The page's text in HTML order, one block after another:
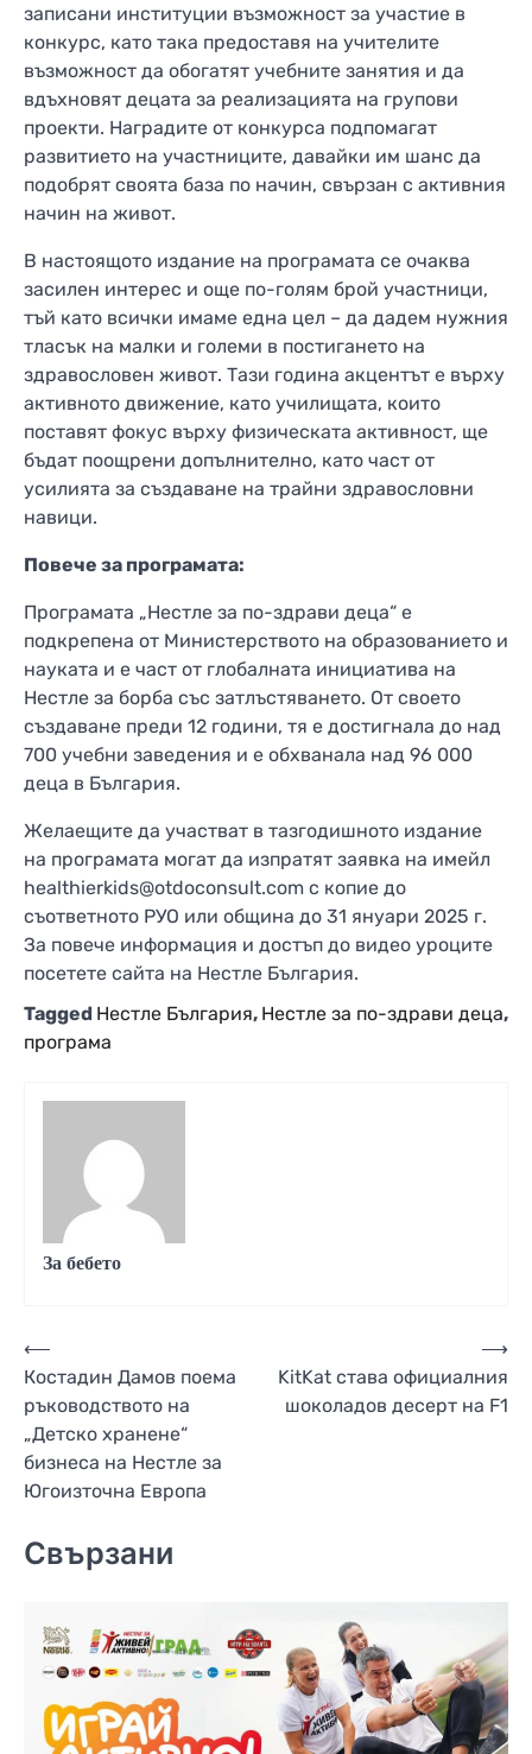
записани институции възможност за участие в
конкурс, като така предоставя на учителите
възможност да обогатят учебните занятия и да
вдъхновят децата за реализацията на групови
проекти. Наградите от конкурса подпомагат
развитието на участниците, давайки им шанс да
подобрят своята база по начин, свързан с активния
начин на живот.
В настоящото издание на програмата се очаква
засилен интерес и още по-голям брой участници,
тъй като всички имаме една цел – да дадем нужния
тласък на малки и големи в постигането на
здравословен живот. Тази година акцентът е върху
активното движение, като училищата, които
поставят фокус върху физическата активност, ще
бъдат поощрени допълнително, като част от
усилията за създаване на трайни здравословни
навици.
Повече за програмата:
Програмата „Нестле за по-здрави деца“ е
подкрепена от Министерството на образованието и
науката и е част от глобалната инициатива на
Нестле за борба със затлъстяването. От своето
създаване преди 12 години, тя е достигнала до над
700 учебни заведения и е обхванала над 96 000
деца в България.
Желаещите да участват в тазгодишното издание
на програмата могат да изпратят заявка на имейл
healthierkids@otdoconsult.com с копие до
съответното РУО или община до 31 януари 2025 г.
За повече информация и достъп до видео уроците
посетете сайта на Нестле България.
Tagged Нестле България, Нестле за по-здрави деца,
програма
За бебето
Навигация
⟵
Костадин Дамов поема
ръководството на
„Детско хранене“
бизнеса на Нестле за
Югоизточна Европа
KitKat става официалния
шоколадов десерт на F1
⟶
Свързани